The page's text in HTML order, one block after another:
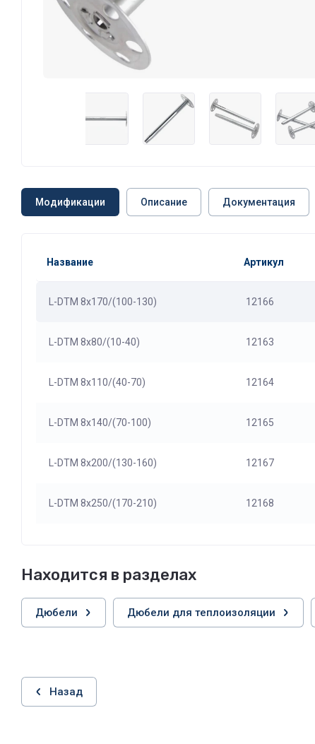
Модификации Описание Документация
Название Артикул
L-DTM 8х170/(100-130) 12166
L-DTM 8х80/(10-40) 12163
L-DTM 8х110/(40-70) 12164
L-DTM 8х140/(70-100) 12165
L-DTM 8х200/(130-160) 12167
L-DTM 8х250/(170-210) 12168
Находится в разделах
Дюбели Дюбели для теплоизоляции
Назад